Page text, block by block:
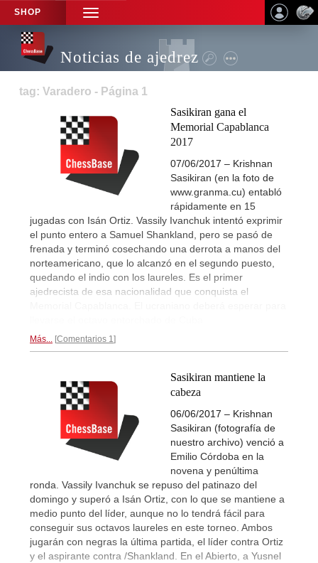
SHOP
TOGGLE
NAVIGATION
Noticias de ajedrez
tag: Varadero - Página 1
Sasikiran gana el
Memorial Capablanca
2017
07/06/2017 – Krishnan
Sasikiran (en la foto de
www.granma.cu) entabló
rápidamente en 15
jugadas con Isán Ortiz. Vassily Ivanchuk intentó exprimir
el punto entero a Samuel Shankland, pero se pasó de
frenada y terminó cosechando una derrota a manos del
norteamericano, que lo alcanzó en el segundo puesto,
quedando el indio con los laureles. Es el primer
ajedrecista de esa nacionalidad que conquista el
Más... Comentarios 1
Sasikiran mantiene la
cabeza
06/06/2017 – Krishnan
Sasikiran (fotografía de
nuestro archivo) venció a
Emilio Córdoba en la
novena y penúltima
ronda. Vassily Ivanchuk se repuso del patinazo del
domingo y superó a Isán Ortiz, con lo que se mantiene a
medio punto del líder, aunque no lo tendrá fácil para
conseguir sus octavos laureles en este torneo. Ambos
jugarán con negras la última partida, el líder contra Ortiz
y el aspirante contra /Shankland. En el Abierto, a Yusnel